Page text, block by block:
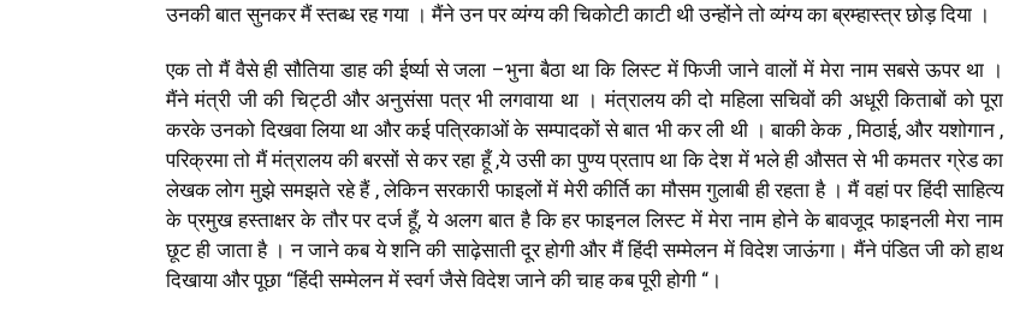
उनकी बात सुनकर मैं स्तब्ध रह गया । मैंने उन पर व्यंग्य की चिकोटी काटी थी उन्होंने तो व्यंग्य का ब्रम्हास्त्र छोड़ दिया ।
एक तो मैं वैसे ही सौतिया डाह की ईर्ष्या से जला –भुना बैठा था कि लिस्ट में फिजी जाने वालों में मेरा नाम सबसे ऊपर था ।
मैंने मंत्री जी की चिट्ठी और अनुसंसा पत्र भी लगवाया था । मंत्रालय की दो महिला सचिवों की अधूरी किताबों को पूरा
करके उनको दिखवा लिया था और कई पत्रिकाओं के सम्पादकों से बात भी कर ली थी । बाकी केक ,मिठाई,और यशोगान ,
परिक्रमा तो मैं मंत्रालय की बरसों से कर रहा हूँ ,ये उसी का पुण्य प्रताप था कि देश में भले ही औसत से भी कमतर ग्रेड का
लेखक लोग मुझे समझते रहे हैं ,लेकिन सरकारी फाइलों में मेरी कीर्ति का मौसम गुलाबी ही रहता है । मैं वहां पर हिंदी साहित्य
के प्रमुख हस्ताक्षर के तौर पर दर्ज हूँ,ये अलग बात है कि हर फाइनल लिस्ट में मेरा नाम होने के बावजूद फाइनली मेरा नाम
छूट ही जाता है ।न जाने कब ये शनि की साढ़ेसाती दूर होगी और मैं हिंदी सम्मेलन में विदेश जाऊंगा। मैंने पंडित जी को हाथ
दिखाया और पूछा “हिंदी सम्मेलन में स्वर्ग जैसे विदेश जाने की चाह कब पूरी होगी “।